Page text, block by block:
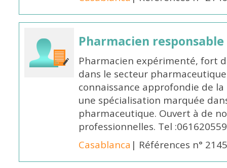
Pharmacien responsable
Pharmacien expérimenté, fort
dans le secteur
connaissance approfondie de
une spécialisation marquée
pharmaceutique. Ouvert à de
professionnelles. Tel
Casablanca | Références n°